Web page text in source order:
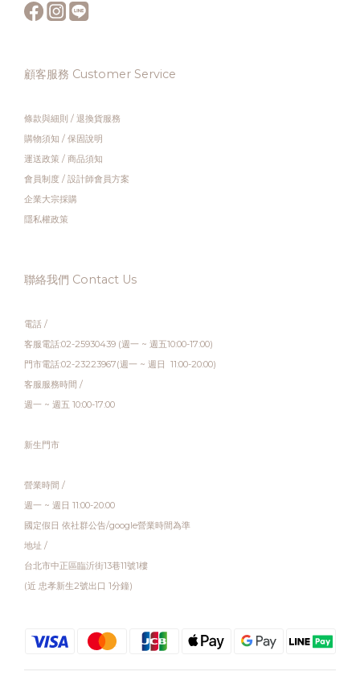
顧客服務 Customer Service
條款與細則 / 退換貨服務
購物須知 / 保固說明
運送政策 / 商品須知
會員制度 / 設計師會員方案
企業大宗採購
隱私權政策
聯絡我們 Contact Us
電話 /
客服電話:02-25930439 (週一 ~ 週五10:00-17:00)
門市電話:02-23223967(週一 ~ 週日 11:00-20:00)
客服服務時間 /
週一 ~ 週五 10:00-17:00
新生門市
營業時間 /
週一 ~ 週日 11:00-20:00
國定假日 依社群公告/google營業時間為準
地址 /
台北市中正區臨沂街13巷11號1樓
(近 忠孝新生2號出口 1分鐘)